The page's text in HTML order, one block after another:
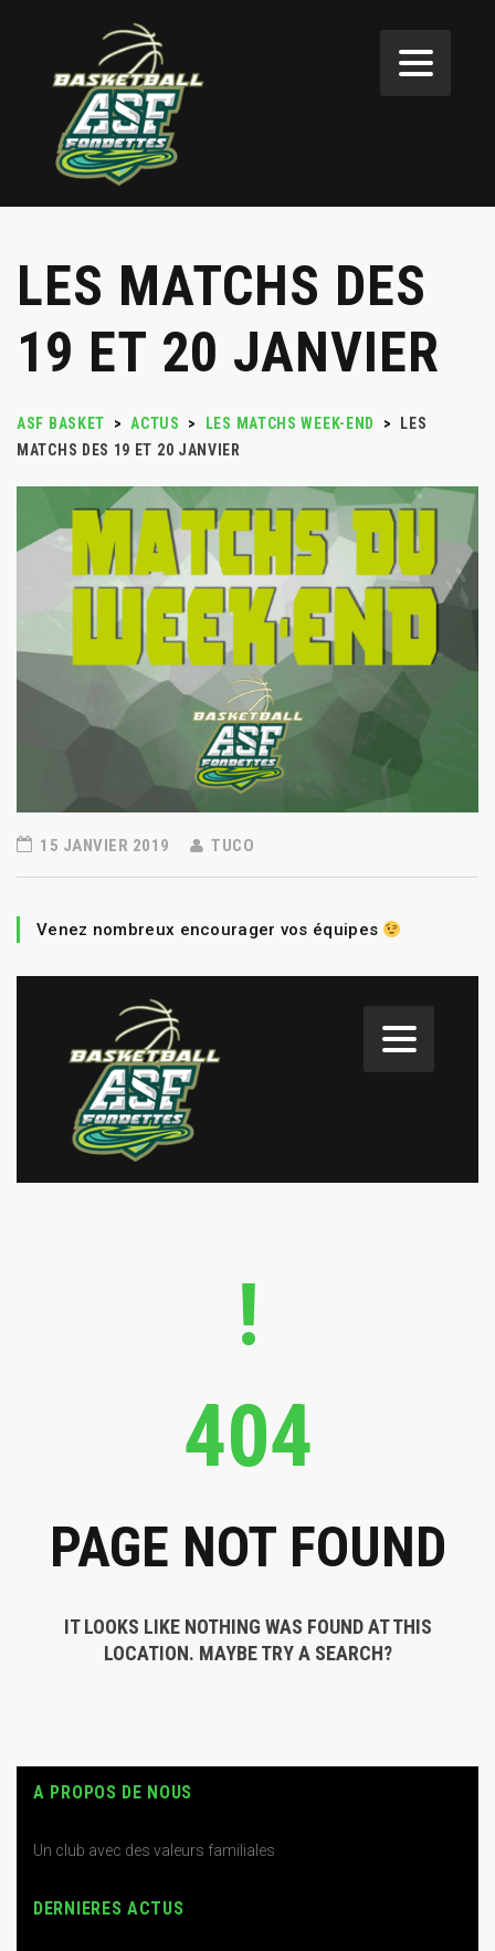
LES MATCHS DES
19 ET 20 JANVIER
ASF BASKET > ACTUS > LES MATCHS WEEK-END >
LES
MATCHS DES 19 ET 20 JANVIER
15 JANVIER 2019 TUCO
Venez nombreux encourager vos équipes